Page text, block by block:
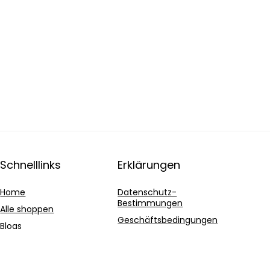
Schnelllinks
Home
Alle shoppen
Blogs
Erklärungen
Datenschutz-
Bestimmungen
Geschäftsbedingungen